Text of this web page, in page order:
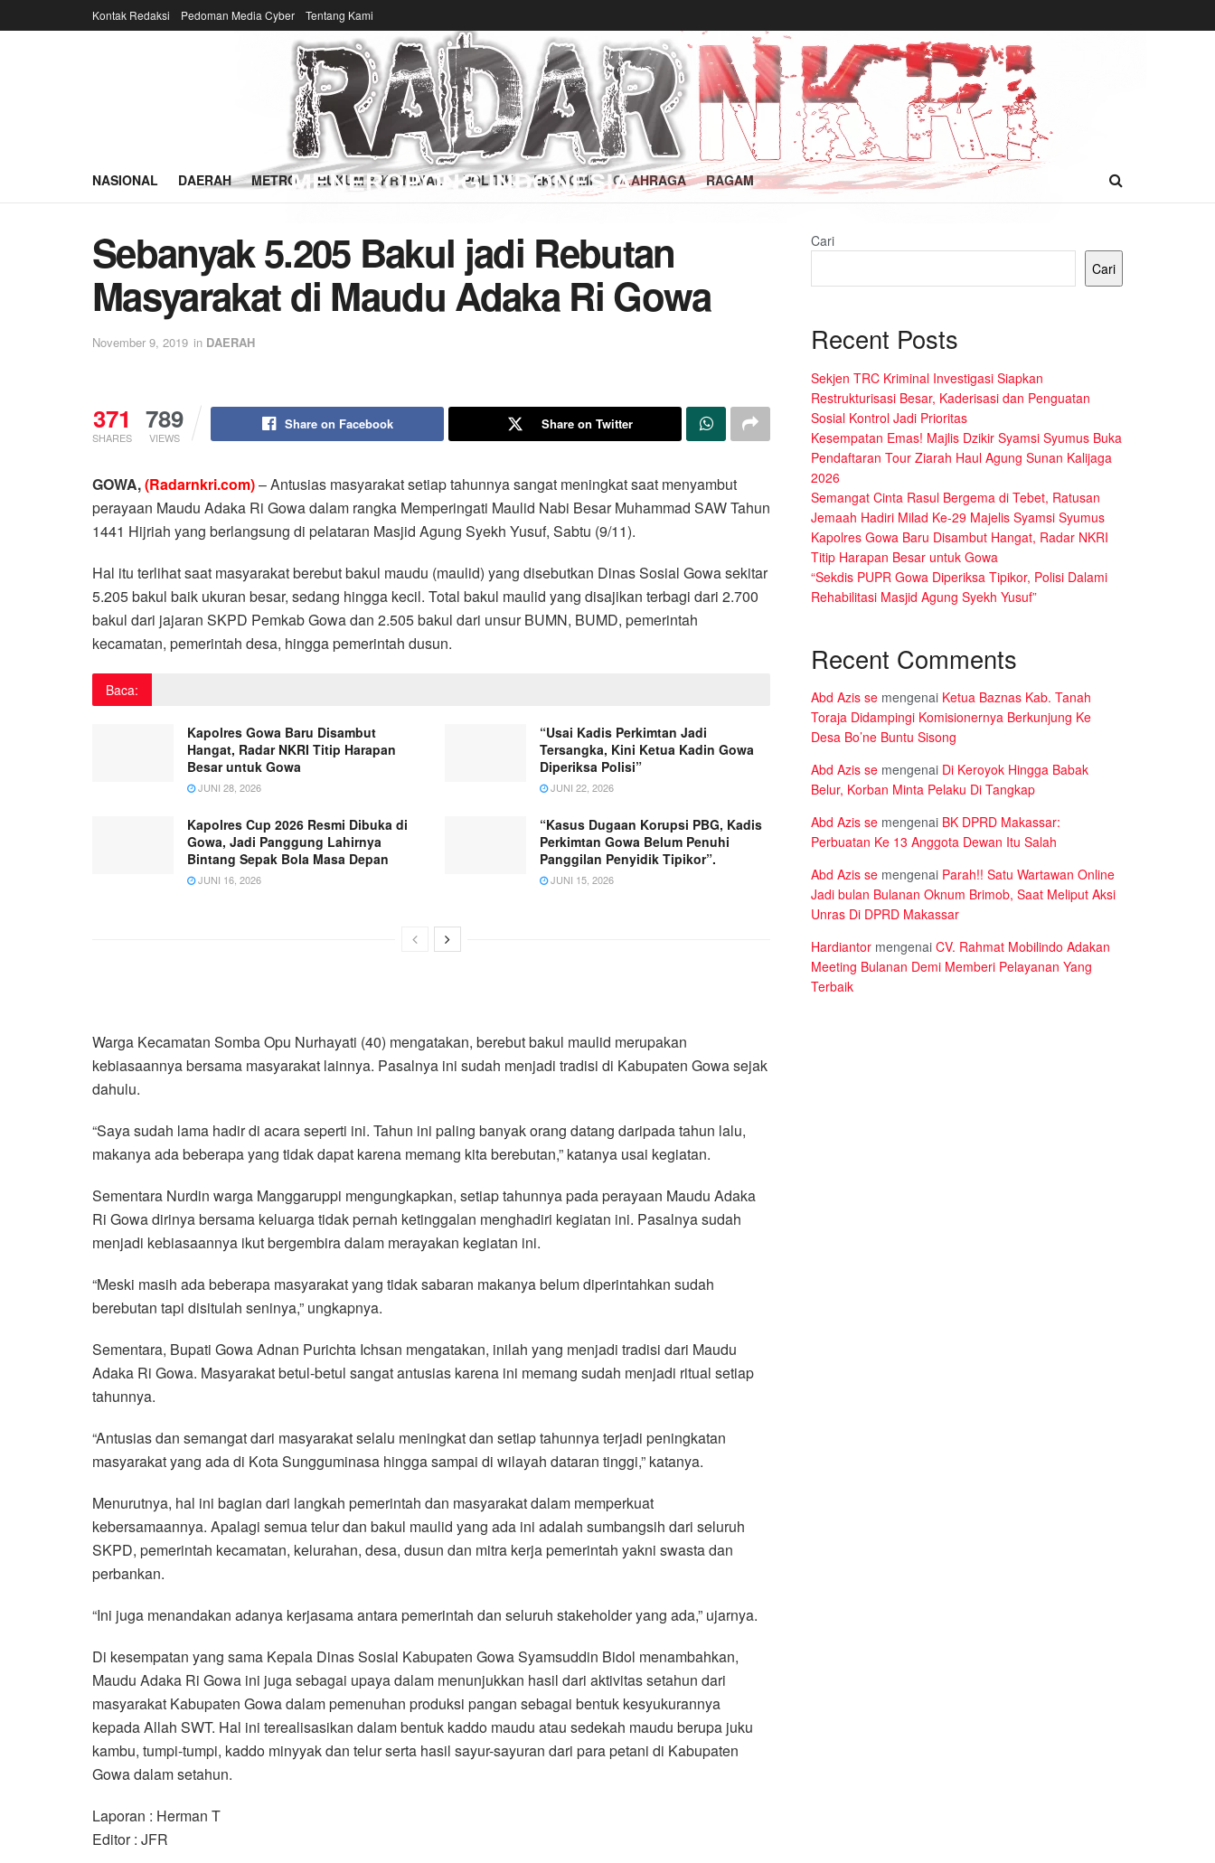
Kontak Redaksi Pedoman Media Cyber Tentang Kami
NASIONAL DAERAH METRO HUKUM & KRIMINAL POLITIK EKONOMI OLAHRAGA RAGAM
Sebanyak 5.205 Bakul jadi Rebutan
Masyarakat di Maudu Adaka Ri Gowa
November 9, 2019 in DAERAH
371
SHARES
789
VIEWS
Share on Facebook Share on Twitter
GOWA,(Radarnkri.com)– Antusias masyarakat setiap tahunnya sangat meningkat saat menyambut
perayaan Maudu Adaka Ri Gowa dalam rangka Memperingati Maulid Nabi Besar Muhammad SAW Tahun
1441 Hijriah yang berlangsung di pelataran Masjid Agung Syekh Yusuf, Sabtu (9/11).
Hal itu terlihat saat masyarakat berebut bakul maudu (maulid) yang disebutkan Dinas Sosial Gowa sekitar
5.205 bakul baik ukuran besar, sedang hingga kecil. Total bakul maulid yang disajikan terbagi dari 2.700
bakul dari jajaran SKPD Pemkab Gowa dan 2.505 bakul dari unsur BUMN, BUMD, pemerintah
kecamatan, pemerintah desa, hingga pemerintah dusun.
Baca:
Kapolres Gowa Baru Disambut
Hangat, Radar NKRI Titip Harapan
Besar untuk Gowa
JUNI 28, 2026
“Usai Kadis Perkimtan Jadi
Tersangka, Kini Ketua Kadin Gowa
Diperiksa Polisi”
JUNI 22, 2026
Kapolres Cup 2026 Resmi Dibuka di
Gowa, Jadi Panggung Lahirnya
Bintang Sepak Bola Masa Depan
JUNI 16, 2026
“Kasus Dugaan Korupsi PBG, Kadis
Perkimtan Gowa Belum Penuhi
Panggilan Penyidik Tipikor”.
JUNI 15, 2026
Warga Kecamatan Somba Opu Nurhayati (40) mengatakan, berebut bakul maulid merupakan
kebiasaannya bersama masyarakat lainnya. Pasalnya ini sudah menjadi tradisi di Kabupaten Gowa sejak
dahulu.
“Saya sudah lama hadir di acara seperti ini. Tahun ini paling banyak orang datang daripada tahun lalu,
makanya ada beberapa yang tidak dapat karena memang kita berebutan,” katanya usai kegiatan.
Sementara Nurdin warga Manggaruppi mengungkapkan, setiap tahunnya pada perayaan Maudu Adaka
Ri Gowa dirinya bersama keluarga tidak pernah ketinggalan menghadiri kegiatan ini. Pasalnya sudah
menjadi kebiasaannya ikut bergembira dalam merayakan kegiatan ini.
“Meski masih ada beberapa masyarakat yang tidak sabaran makanya belum diperintahkan sudah
berebutan tapi disitulah seninya,” ungkapnya.
Sementara, Bupati Gowa Adnan Purichta Ichsan mengatakan, inilah yang menjadi tradisi dari Maudu
Adaka Ri Gowa. Masyarakat betul-betul sangat antusias karena ini memang sudah menjadi ritual setiap
tahunnya.
“Antusias dan semangat dari masyarakat selalu meningkat dan setiap tahunnya terjadi peningkatan
masyarakat yang ada di Kota Sungguminasa hingga sampai di wilayah dataran tinggi,” katanya.
Menurutnya, hal ini bagian dari langkah pemerintah dan masyarakat dalam memperkuat
kebersamaannya. Apalagi semua telur dan bakul maulid yang ada ini adalah sumbangsih dari seluruh
SKPD, pemerintah kecamatan, kelurahan, desa, dusun dan mitra kerja pemerintah yakni swasta dan
perbankan.
“Ini juga menandakan adanya kerjasama antara pemerintah dan seluruh stakeholder yang ada,” ujarnya.
Di kesempatan yang sama Kepala Dinas Sosial Kabupaten Gowa Syamsuddin Bidol menambahkan,
Maudu Adaka Ri Gowa ini juga sebagai upaya dalam menunjukkan hasil dari aktivitas setahun dari
masyarakat Kabupaten Gowa dalam pemenuhan produksi pangan sebagai bentuk kesyukurannya
kepada Allah SWT. Hal ini terealisasikan dalam bentuk kaddo maudu atau sedekah maudu berupa juku
kambu, tumpi-tumpi, kaddo minyyak dan telur serta hasil sayur-sayuran dari para petani di Kabupaten
Gowa dalam setahun.
Laporan : Herman T
Editor : JFR
Cari
Cari
Recent Posts
Sekjen TRC Kriminal Investigasi Siapkan
Restrukturisasi Besar, Kaderisasi dan Penguatan
Sosial Kontrol Jadi Prioritas
Kesempatan Emas! Majlis Dzikir Syamsi Syumus Buka
Pendaftaran Tour Ziarah Haul Agung Sunan Kalijaga
2026
Semangat Cinta Rasul Bergema di Tebet, Ratusan
Jemaah Hadiri Milad Ke-29 Majelis Syamsi Syumus
Kapolres Gowa Baru Disambut Hangat, Radar NKRI
Titip Harapan Besar untuk Gowa
“Sekdis PUPR Gowa Diperiksa Tipikor, Polisi Dalami
Rehabilitasi Masjid Agung Syekh Yusuf”
Recent Comments
Abd Azis se mengenai Ketua Baznas Kab. Tanah
Toraja Didampingi Komisionernya Berkunjung Ke
Desa Bo’ne Buntu Sisong
Abd Azis se mengenai Di Keroyok Hingga Babak
Belur, Korban Minta Pelaku Di Tangkap
Abd Azis se mengenai BK DPRD Makassar:
Perbuatan Ke 13 Anggota Dewan Itu Salah
Abd Azis se mengenai Parah!! Satu Wartawan Online
Jadi bulan Bulanan Oknum Brimob, Saat Meliput Aksi
Unras Di DPRD Makassar
Hardiantor mengenai CV. Rahmat Mobilindo Adakan
Meeting Bulanan Demi Memberi Pelayanan Yang
Terbaik